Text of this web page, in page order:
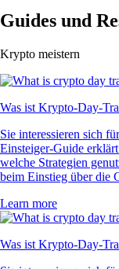
Guides und
Krypto meistern
Was ist Krypto-Day-
Sie interessieren sich
Einsteiger-Guide
welche Strategien
beim Einstieg über die
Learn more
Was ist Krypto-Day-